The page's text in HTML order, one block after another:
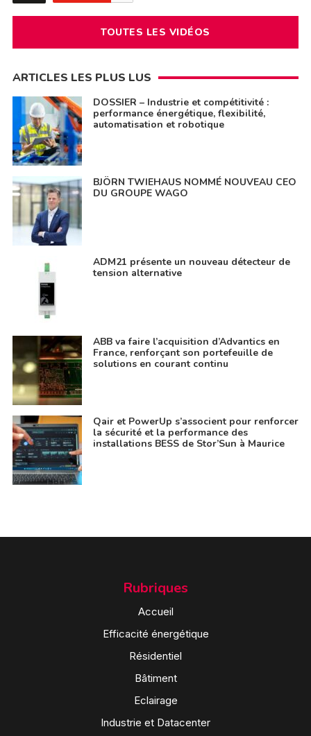
TOUTES LES VIDÉOS
ARTICLES LES PLUS LUS
DOSSIER – Industrie et compétitivité :
performance énergétique, flexibilité,
automatisation et robotique
BJÖRN TWIEHAUS NOMMÉ NOUVEAU CEO
DU GROUPE WAGO
ADM21 présente un nouveau détecteur de
tension alternative
ABB va faire l’acquisition d’Advantics en
France, renforçant son portefeuille de
solutions en courant continu
Qair et PowerUp s’associent pour renforcer
la sécurité et la performance des
installations BESS de Stor’Sun à Maurice
Rubriques
Accueil
Efficacité énergétique
Résidentiel
Bâtiment
Eclairage
Industrie et Datacenter